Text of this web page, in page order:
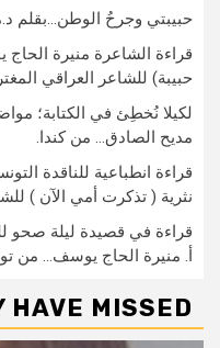
حبيبتي وجرحُ الوطن…بقلم
قراءة الشاعرة منيرة
حبيبة) للشاعر العراقي
لكيلا نُخطِئ في الكتابة؛
مديح الصادق… من كندا.
قراءة انطباعية للناقدة
نثرية ( تذكرت أمي الآن )
قراءة في قصيدة ليلة صحو
أ. منيرة الحاج يوسف… من
HAVE MISSED